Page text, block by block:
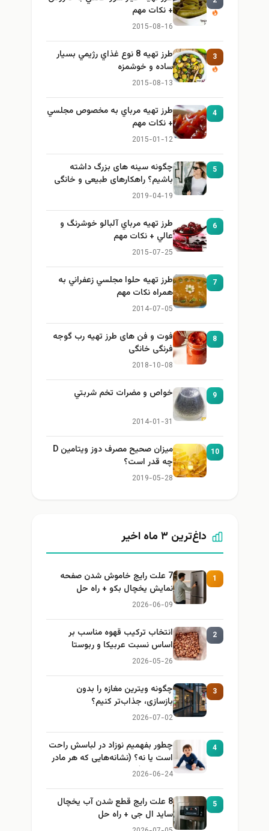
+ نكات مهم
2015-08-16
طرز تهيه 8 نوع غذاي رژيمي بسيار
ساده و خوشمزه
2015-08-13
طرز تهيه مرباي به مخصوص مجلسي
+ نكات مهم
2015-01-12
چگونه سینه های بزرگ داشته
باشیم؟ راهکارهای طبیعی و خانگی
برای بزرگ کردن سینه
2019-04-19
طرز تهيه مرباي آلبالو خوشرنگ و
عالي + نكات مهم
2015-07-25
طرز تهيه حلوا مجلسي زعفراني به
همراه نكات مهم
2014-07-05
فوت و فن های طرز تهیه رب گوجه
فرنگی خانگی
2018-10-08
خواص و مضرات تخم شربتي
2014-01-31
میزان صحیح مصرف دوز ویتامین D
چه قدر است؟
2019-05-28
داغ‌ترین ۳ ماه اخیر
7 علت رایج خاموش شدن صفحه
نمایش یخچال بکو + راه حل
2026-06-09
انتخاب ترکیب قهوه مناسب بر
اساس نسبت عربیکا و ربوستا
2026-05-26
چگونه ویترین مغازه را بدون
بازسازی، جذاب‌تر کنیم؟
2026-07-02
چطور بفهمیم نوزاد در لباسش راحت
است یا نه؟ (نشانه‌هایی که هر مادر
باید بداند)
2026-06-24
8 علت رایج قطع شدن آب یخچال
ساید ال جی + راه حل